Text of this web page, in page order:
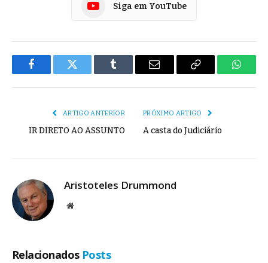
Siga em YouTube
FacebookTwitter Tumblr
E-
Copiar
ARTIGO ANTERIOR
IR DIRETO AO ASSUNTO
PRÓXIMO ARTIGO
A casta do Judiciário
Aristoteles Drummond
Site
Relacionados Posts